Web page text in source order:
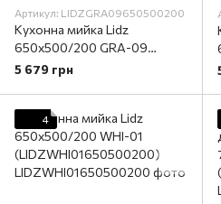
Артикул: LIDZGRA09650500200
Кухонна мийка Lidz
650x500/200 GRA-09
(LIDZGRA09650500200)
5 679 грн
4